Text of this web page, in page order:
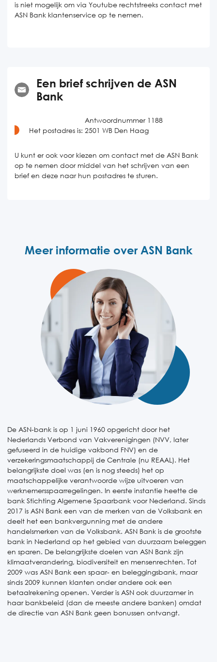
is niet mogelijk om via Youtube rechtstreeks contact met
ASN Bank klantenservice op te nemen.
Een brief schrijven de ASN
Bank
Het postadres is:
Antwoordnummer 1188
2501 WB Den Haag
U kunt er ook voor kiezen om contact met de ASN Bank
op te nemen door middel van het schrijven van een
brief en deze naar hun postadres te sturen.
Meer informatie over ASN Bank
De ASN-bank is op 1 juni 1960 opgericht door het
Nederlands Verbond van Vakverenigingen (NVV, later
gefuseerd in de huidige vakbond FNV) en de
verzekeringsmaatschappij de Centrale (nu REAAL). Het
belangrijkste doel was (en is nog steeds) het op
maatschappelijke verantwoorde wijze uitvoeren van
werknemersspaarregelingen. In eerste instantie heette de
bank Stichting Algemene Spaarbank voor Nederland. Sinds
2017 is ASN Bank een van de merken van de Volksbank en
deelt het een bankvergunning met de andere
handelsmerken van de Volksbank. ASN Bank is de grootste
bank in Nederland op het gebied van duurzaam beleggen
en sparen. De belangrijkste doelen van ASN Bank zijn
klimaatverandering, biodiversiteit en mensenrechten. Tot
2009 was ASN Bank een spaar- en beleggingsbank, maar
sinds 2009 kunnen klanten onder andere ook een
betaalrekening openen. Verder is ASN ook duurzamer in
haar bankbeleid (dan de meeste andere banken) omdat
de directie van ASN Bank geen bonussen ontvangt.